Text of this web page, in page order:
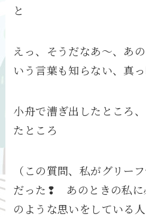
と
えっ、そうだなあ～、あ
いう言葉も知らない、真
小舟で漕ぎ出したところ
たところ
（この質問、私がグリー
だった❢ あのときの私に
のような思いをしている